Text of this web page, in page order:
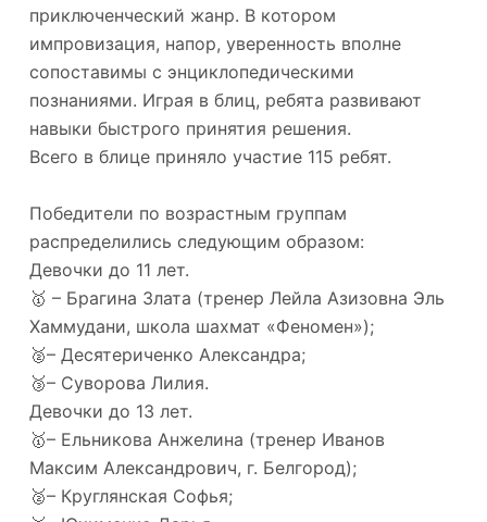
приключенческий жанр. В котором
импровизация, напор, уверенность вполне
сопоставимы с энциклопедическими
познаниями. Играя в блиц, ребята развивают
навыки быстрого принятия решения.
Всего в блице приняло участие 115 ребят.
Победители по возрастным группам
распределились следующим образом:
Девочки до 11 лет.
🥇 – Брагина Злата (тренер Лейла Азизовна Эль
Хаммудани, школа шахмат «Феномен»);
🥈– Десятериченко Александра;
🥉– Суворова Лилия.
Девочки до 13 лет.
🥇– Ельникова Анжелина (тренер Иванов
Максим Александрович, г. Белгород);
🥈– Круглянская Софья;